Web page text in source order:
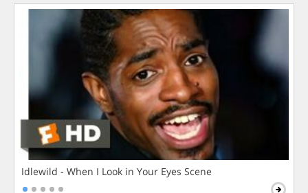
Idlewild - When I Look in Your Eyes Scene